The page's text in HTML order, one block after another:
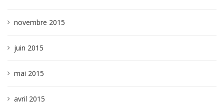
novembre 2015
juin 2015
mai 2015
avril 2015